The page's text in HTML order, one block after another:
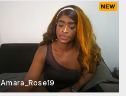
Amara_Rose19